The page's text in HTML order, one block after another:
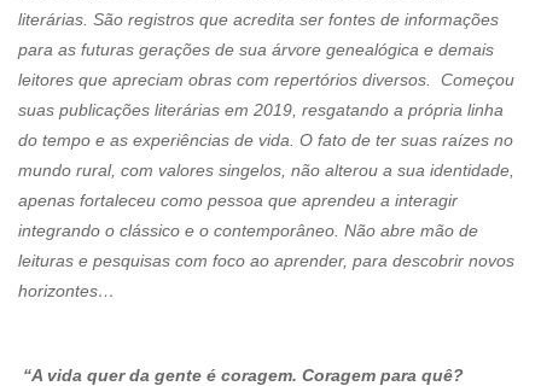
literárias. São registros que acredita ser fontes de informações
para as futuras gerações de sua árvore genealógica e demais
leitores que apreciam obras com repertórios diversos. Começou
suas publicações literárias em 2019, resgatando a própria linha
do tempo e as experiências de vida. O fato de ter suas raízes no
mundo rural, com valores singelos, não alterou a sua identidade,
apenas fortaleceu como pessoa que aprendeu a interagir
integrando o clássico e o contemporâneo. Não abre mão de
leituras e pesquisas com foco ao aprender, para descobrir novos
horizontes…
“A vida quer da gente é coragem. Coragem para quê?